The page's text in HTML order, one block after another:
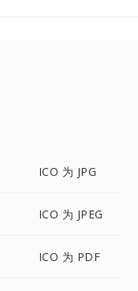
ICO 为 JPG
ICO 为 JPEG
ICO 为 PDF